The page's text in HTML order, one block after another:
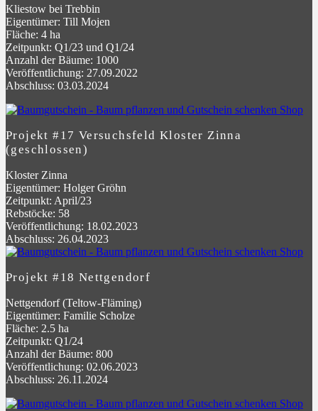
Kliestow bei Trebbin
Eigentümer: Till Mojen
Fläche: 4 ha
Zeitpunkt: Q1/23 und Q1/24
Anzahl der Bäume: 1000
Veröffentlichung: 27.09.2022
Abschluss: 03.03.2024
Projekt #17 Versuchsfeld Kloster Zinna
(geschlossen)
Kloster Zinna
Eigentümer: Holger Gröhn
Zeitpunkt: April/23
Rebstöcke: 58
Veröffentlichung: 18.02.2023
Abschluss: 26.04.2023
Projekt #18 Nettgendorf
Nettgendorf (Teltow-Fläming)
Eigentümer: Familie Scholze
Fläche: 2.5 ha
Zeitpunkt: Q1/24
Anzahl der Bäume: 800
Veröffentlichung: 02.06.2023
Abschluss: 26.11.2024